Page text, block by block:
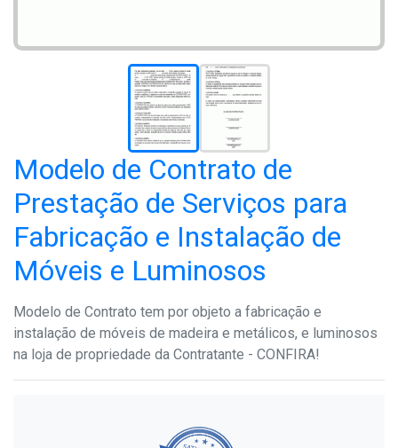
Modelo de Contrato de
Prestação de Serviços para
Fabricação e Instalação de
Móveis e Luminosos
Modelo de Contrato tem por objeto a fabricação e
instalação de móveis de madeira e metálicos, e luminosos
na loja de propriedade da Contratante - CONFIRA!